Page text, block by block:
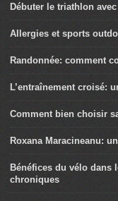
Débuter le triathlon
Allergies et sports
Randonnée: comment
L’entraînement croisé:
Comment bien choisir
Roxana Maracineanu:
Bénéfices du vélo dans
chroniques